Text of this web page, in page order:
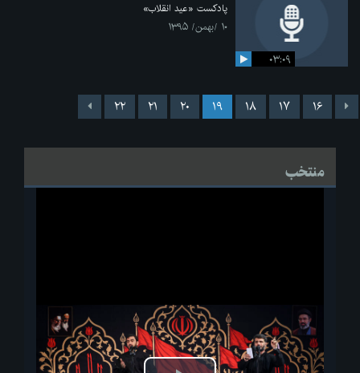
۰۳:۰۹
پادکست «عید انقلاب»
۱۰ /بهمن/ ۱۳۹۵
۱۶ ۱۷ ۱۸ ۱۹ ۲۰ ۲۱ ۲۲
منتخب